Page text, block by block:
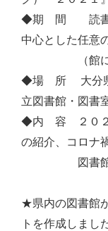
◆期 間 読書週
中心とした任意
（館によっ
◆場 所 大分県
立図書館・図書
◆内 容 ２０２
の紹介、コロナ
図書館のサ
★県内の図書館
トを作成しまし